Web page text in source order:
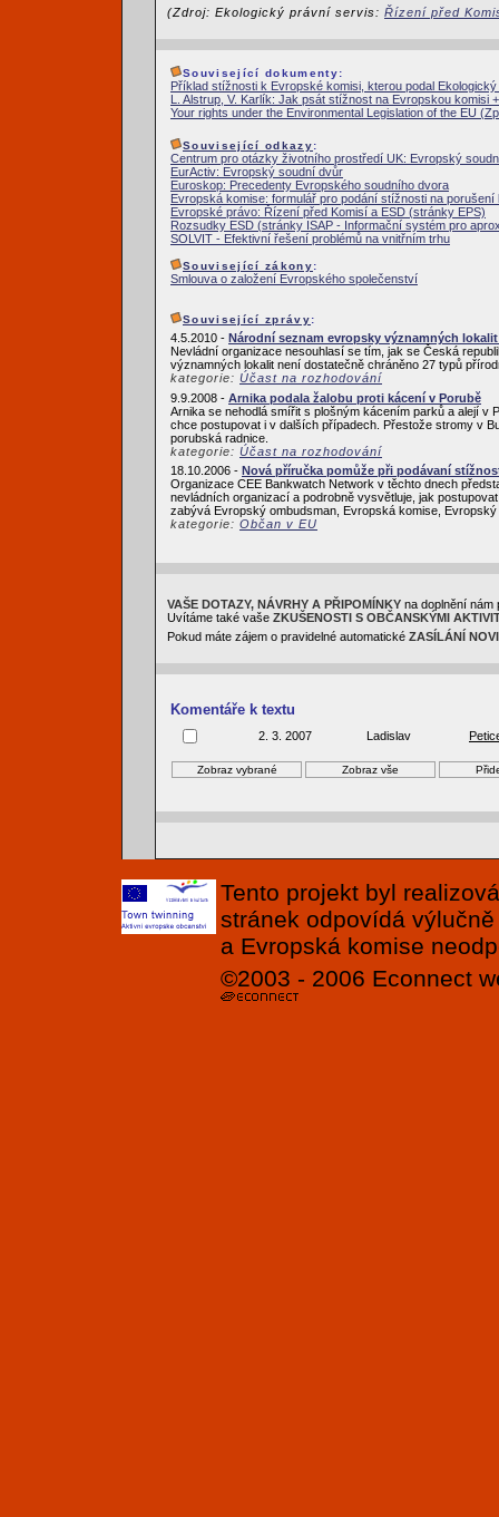
(Zdroj: Ekologický právní servis: Řízení před
Související dokumenty:
Příklad stížnosti k Evropské komisi, kterou podal
L. Alstrup, V. Karlík: Jak psát stížnost na Evropskou komisi
Your rights under the Environmental Legislation of the EU
Související odkazy:
Centrum pro otázky životního prostředí UK: Evropský
EurActiv: Evropský soudní dvůr
Euroskop: Precedenty Evropského soudního dvora
Evropská komise: formulář pro podání stížnosti na porušení
Evropské právo: Řízení před Komisí a ESD (stránky EPS)
Rozsudky ESD (stránky ISAP - Informační systém pro
SOLVIT - Efektivní řešení problémů na vnitřním trhu
Související zákony:
Smlouva o založení Evropského společenství
Související zprávy:
4.5.2010 - Národní seznam evropsky významných
Nevládní organizace nesouhlasí se tím, jak se Česká
významných lokalit není dostatečně chráněno 27 typů
kategorie: Účast na rozhodování
9.9.2008 - Arnika podala žalobu proti kácení v Porubě
Arnika se nehodlá smířit s plošným kácením parků a alejí v
chce postupovat i v dalších případech. Přestože stromy v
porubská radnice.
kategorie: Účast na rozhodování
18.10.2006 - Nová příručka pomůže při podávaní
Organizace CEE Bankwatch Network v těchto dnech
nevládních organizací a podrobně vysvětluje, jak
zabývá Evropský ombudsman, Evropská komise,
kategorie: Občan v EU
VAŠE DOTAZY, NÁVRHY A PŘIPOMÍNKY na doplnění
Uvítáme také vaše ZKUŠENOSTI S OBČANSKÝMI
Pokud máte zájem o pravidelné automatické ZASÍLÁNÍ
Komentáře k textu
2. 3. 2007 Ladislav
Tento projekt byl
stránek odpovídá
a Evropská komise
©2003 - 2006 Econnect